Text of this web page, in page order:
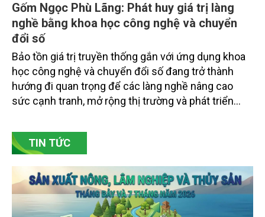
Gốm Ngọc Phù Lãng: Phát huy giá trị làng
nghề bằng khoa học công nghệ và chuyển
đổi số
Bảo tồn giá trị truyền thống gắn với ứng dụng khoa
học công nghệ và chuyển đổi số đang trở thành
hướng đi quan trọng để các làng nghề nâng cao
sức cạnh tranh, mở rộng thị trường và phát triển
Bắc Ninh, nhiều nghệ nhân và cơ sở sản xuất đã
chủ động đổi mới tư duy, đầu tư công nghệ, xây
TIN TỨC